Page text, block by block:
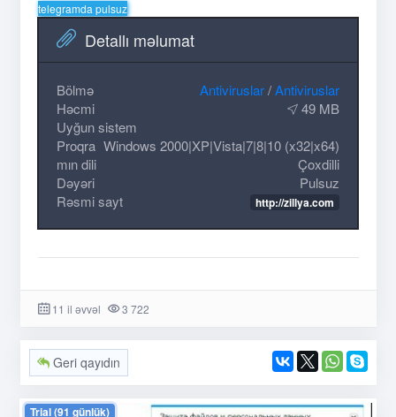
telegramda pulsuz
Detallı məlumat
Bölmə Antiviruslar/Antiviruslar
Həcmi
49 MB
Uyğun sistem
Windows 2000|XP|Vista|7|8|10 (x32|x64)
Proqra
mın dili
Çoxdilli
Dəyəri
Pulsuz
Rəsmi sayt
http://zillya.com
11 il əvvəl 3 722
Geri qayıdın
Trial (91 günlük)